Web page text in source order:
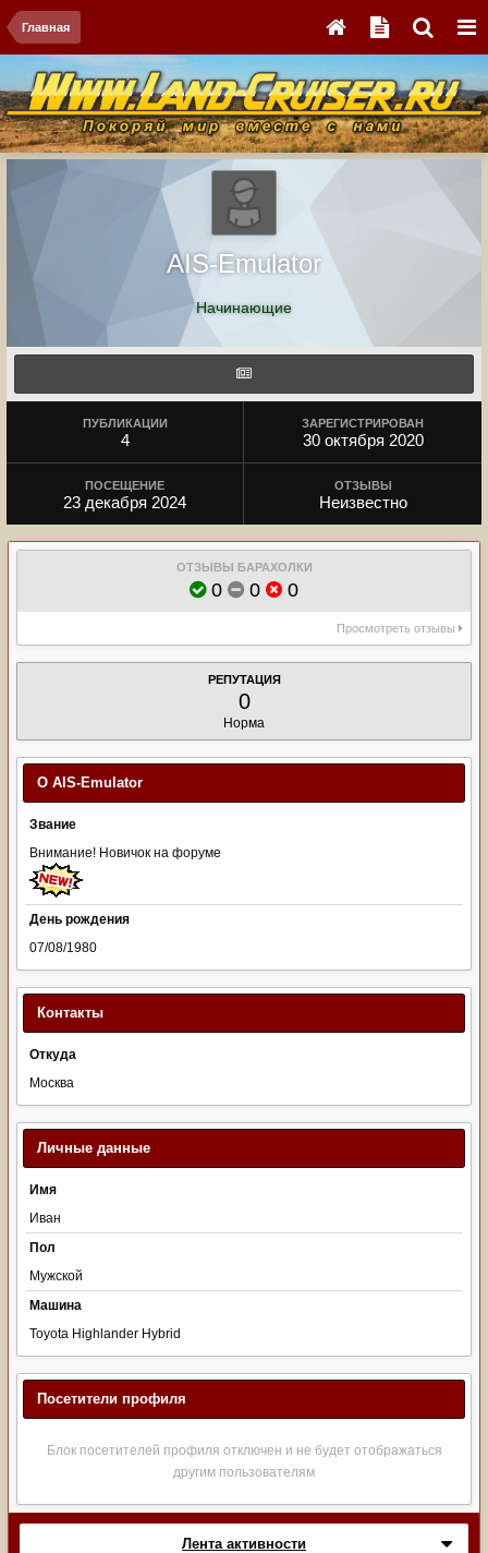
Главная
AIS-Emulator
Начинающие
ПУБЛИКАЦИИ
4
ЗАРЕГИСТРИРОВАН
30 октября 2020
ПОСЕЩЕНИЕ
23 декабря 2024
ОТЗЫВЫ
Неизвестно
ОТЗЫВЫ БАРАХОЛКИ
0 0 0
Просмотреть отзывы
РЕПУТАЦИЯ
0
Норма
О AIS-Emulator
Звание
Внимание! Новичок на форуме
День рождения
07/08/1980
Контакты
Откуда
Москва
Личные данные
Имя
Иван
Пол
Мужской
Машина
Toyota Highlander Hybrid
Посетители профиля
Блок посетителей профиля отключен и не будет отображаться
другим пользователям
Лента активности